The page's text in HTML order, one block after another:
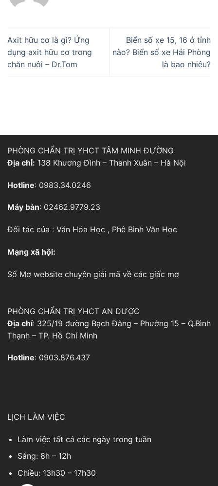
Axit hữu cơ là gì? Ứng
dụng axit hữu cơ trong
chăn nuôi – Dr.Tom
Biển số xe 15, 16 ở tỉnh
nào? Biển số xe Hải Phòng
là bao nhiêu?
PHÒNG CHẨN TRỊ YHCT TÂM MINH ĐƯỜNG
Địa chỉ: 138 Khương Đình – Thanh Xuân – Hà Nội
Hotline: 0983.34.0246
Máy bàn: 02462.9779.23
Đối tác của : Văn Hóa Học , Phê Bình Văn Học
Mạng xã hội:
Sổ Mơ website chuyên giải mã về các giấc mơ
PHÒNG CHẨN TRỊ YHCT AN DƯỢC
Địa chỉ: 325/19 đường Bạch Đằng – Phường 15 – Q.Bình
Thạnh – TP. Hồ Chí Minh
Hotline: 0903.876.437
LỊCH LÀM VIỆC
Làm việc tất cả các ngày trong tuần
Sáng: 8h – 12h
Chiều: 13h30 – 17h30